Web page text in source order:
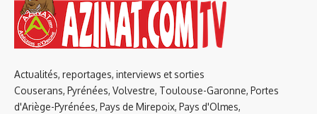
Actualités, reportages, interviews et sorties
Couserans, Pyrénées, Volvestre, Toulouse-Garonne, Portes
d'Ariège-Pyrénées, Pays de Mirepoix, Pays d'Olmes,